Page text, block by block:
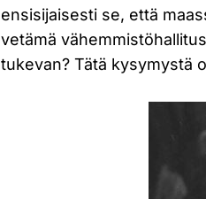
ensisijaisesti se, että
vetämä
tukevan? Tätä kysymystä